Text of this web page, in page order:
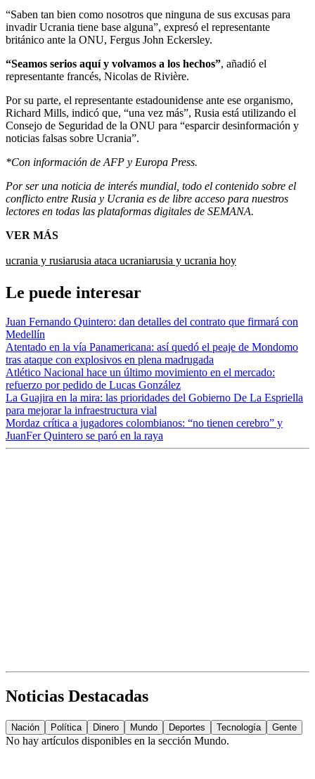
“Saben tan bien como nosotros que ninguna de sus excusas para
invadir Ucrania tiene base alguna”, expresó el representante
británico ante la ONU, Fergus John Eckersley.
“Seamos serios aquí y volvamos a los hechos”, añadió el
representante francés, Nicolas de Rivière.
Por su parte, el representante estadounidense ante ese organismo,
Richard Mills, indicó que, “una vez más”, Rusia está utilizando el
Consejo de Seguridad de la ONU para “esparcir desinformación y
noticias falsas sobre Ucrania”.
*Con información de AFP y Europa Press.
Por ser una noticia de interés mundial, todo el contenido sobre el
conflicto entre Rusia y Ucrania es de libre acceso para nuestros
lectores en todas las plataformas digitales de SEMANA.
VER MÁS
ucrania y rusiarusia ataca ucraniarusia y ucrania hoy
Le puede interesar
Juan Fernando Quintero: dan detalles del contrato que firmará con
Medellín
Atentado en la vía Panamericana: así quedó el peaje de Mondomo
tras ataque con explosivos en plena madrugada
Atlético Nacional hace un último movimiento en el mercado:
refuerzo por pedido de Lucas González
La Guajira en la mira: las prioridades del Gobierno De La Espriella
para mejorar la infraestructura vial
Mordaz crítica a jugadores colombianos: “no tienen cerebro” y
JuanFer Quintero se paró en la raya
Noticias Destacadas
Nación Política Dinero Mundo Deportes Tecnología Gente
No hay artículos disponibles en la sección Mundo.